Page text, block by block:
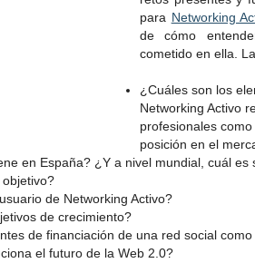
para Networking
de cómo
cometido en ella.
¿Cuáles son los
Networking Activo
profesionales
posición en el
en España? ¿Y a nivel mundial, cuál es
de Networking Activo?
de crecimiento?
de financiación de una red social
el futuro de la Web 2.0?